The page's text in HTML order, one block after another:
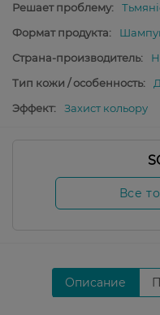
Решает проблему:
Формат продукта:
Страна-производитель:
Тип кожи / особенность:
Эффект:
Захист кольору
Все
Описание